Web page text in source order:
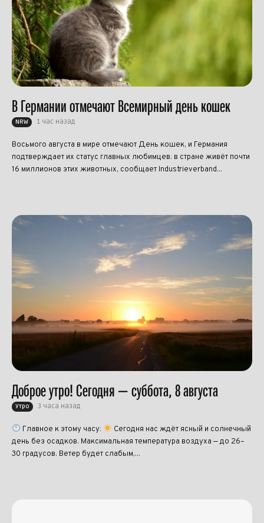
В Германии отмечают Всемирный день кошек
NRW 1 час назад
Восьмого августа в мире отмечают День кошек, и Германия
подтверждает их статус главных любимцев: в стране живёт почти
16 миллионов этих животных, сообщает Industrieverband...
Доброе утро! Сегодня — суббота, 8 августа
Утро 3 часа назад
Главное к этому часу:
Сегодня нас ждёт ясный и солнечный
день без осадков. Максимальная температура воздуха — до 26–
30 градусов. Ветер будет слабым,...